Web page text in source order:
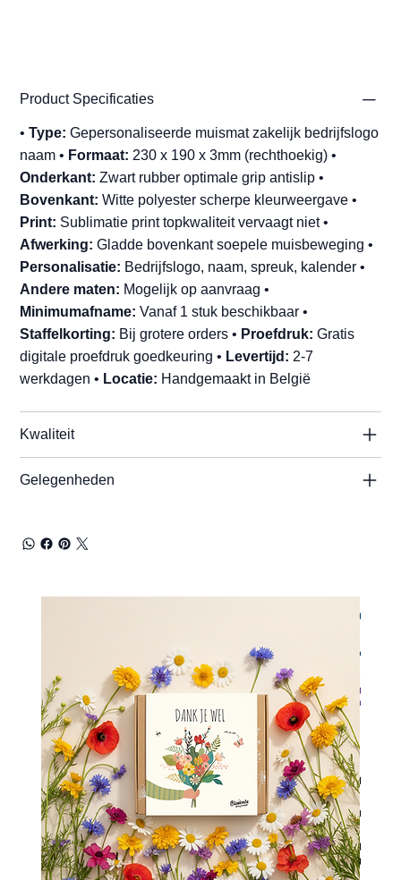
Product Specificaties
•Type: Gepersonaliseerde muismat zakelijk bedrijfslogo
naam • Formaat: 230 x 190 x 3mm (rechthoekig) •
Onderkant: Zwart rubber optimale grip antislip •
Bovenkant: Witte polyester scherpe kleurweergave •
Print: Sublimatie print topkwaliteit vervaagt niet •
Afwerking: Gladde bovenkant soepele muisbeweging •
Personalisatie: Bedrijfslogo, naam, spreuk, kalender •
Andere maten: Mogelijk op aanvraag •
Minimumafname: Vanaf 1 stuk beschikbaar •
Staffelkorting: Bij grotere orders • Proefdruk: Gratis
digitale proefdruk goedkeuring • Levertijd: 2-7
werkdagen • Locatie: Handgemaakt in België
Kwaliteit
Gelegenheden